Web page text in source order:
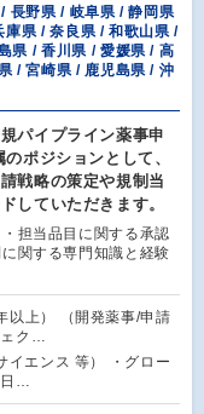
長野県 / 岐阜県 / 静岡県
県 / 奈良県 / 和歌山県 /
県 / 香川県 / 愛媛県 / 高
/ 宮崎県 / 鹿児島県 / 沖
パイプライン薬事申
ポジションとして、
戦略の策定や規制当
していただきます。
担当品目に関する承認
関する専門知識と経験
以上） （開発薬事/申請
ェク…
イエンス 等） ・グロー
日…